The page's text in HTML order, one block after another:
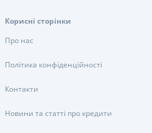
Корисні сторінки
Про нас
Політика конфіденційності
Контакти
Новини та статті про кредити